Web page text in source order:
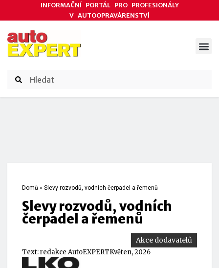
INFORMAČNÍ PORTÁL PRO PROFESIONÁLY
V AUTOOPRAVÁRENSTVÍ
Domů » Slevy rozvodů, vodních čerpadel a řemenů
Slevy rozvodů, vodních
čerpadel a řemenů
Akce dodavatelů
Text:redakce AutoEXPERTKvěten, 2026